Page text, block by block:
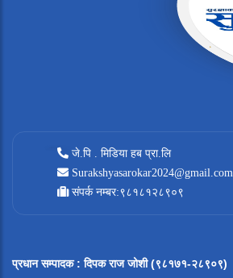
जे.पि . मिडिया हब प्रा.लि
Surakshyasarokar2024@gmail.com
संपर्क नम्बर:९८१८१२८९०९
प्रधान सम्पादक: दिपक राज जोशी (९८१७१-२८९०९)